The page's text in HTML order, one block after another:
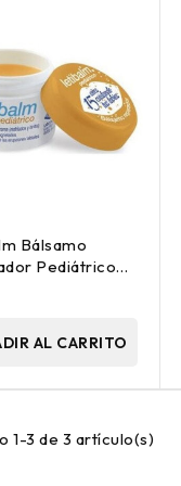
Bálsamo
Pediátrico
AL CARRITO
1-3 de 3 artículo(s)